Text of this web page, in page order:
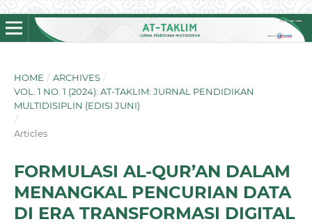
HOME / ARCHIVES /
VOL. 1 NO. 1 (2024): AT-TAKLIM: JURNAL PENDIDIKAN
MULTIDISIPLIN (EDISI JUNI)
/
Articles
FORMULASI AL-QUR’AN DALAM
MENANGKAL PENCURIAN DATA
DI ERA TRANSFORMASI DIGITAL